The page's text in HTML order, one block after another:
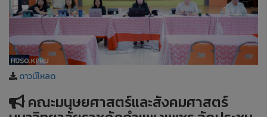
ดาวน์โหลด
คณะมนุษยศาสตร์และสังคมศาสตร์